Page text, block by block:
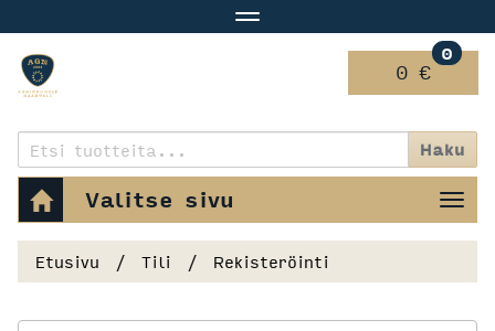
Navigaatio
0 €
0
Haku
Valitse sivu
Etusivu Tili Rekisteröinti